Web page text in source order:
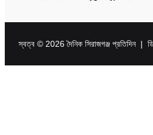
স্বত্ব © 2026 দৈনিক সিরাজগঞ্জ প্রতিদিন |